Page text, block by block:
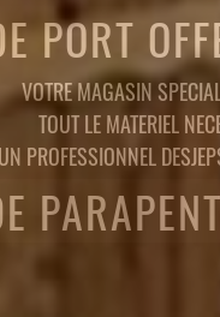
PORT
VOTRE MAGASIN
TOUT LE MATERIEL
UN PROFESSIONNEL